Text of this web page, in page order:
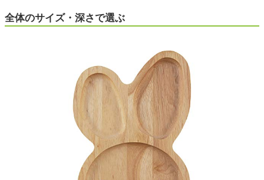
全体のサイズ・深さで選ぶ